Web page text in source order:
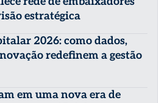
estratégica
2026: como dados,
redefinem a gestão
em uma nova era de